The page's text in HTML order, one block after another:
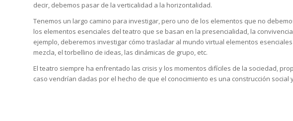
decir, debemos pasar de la verticalidad a la horizontalidad.
Tenemos un largo camino para investigar, pero uno de los elementos que no
los elementos esenciales del teatro que se basan en la presencialidad, la
ejemplo, deberemos investigar cómo trasladar al mundo virtual elementos
mezcla, el torbellino de ideas, las dinámicas de grupo, etc.
El teatro siempre ha enfrentado las crisis y los momentos difíciles de la sociedad,
caso vendrían dadas por el hecho de que el conocimiento es una construcción